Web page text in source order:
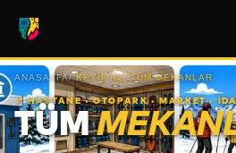
ANASAYFA/ KEYIF AL/ TÜM MEKANLAR
📍 HASTANE · OTOPARK · MARKET ·
TÜM